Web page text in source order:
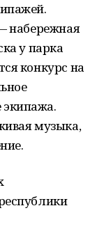
набережная
у парка
конкурс на
музыка,